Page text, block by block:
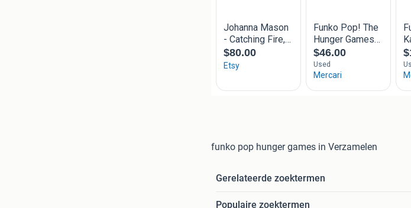
funko pop hunger games in Verzamelen
Gerelateerde zoektermen
Populaire zoektermen